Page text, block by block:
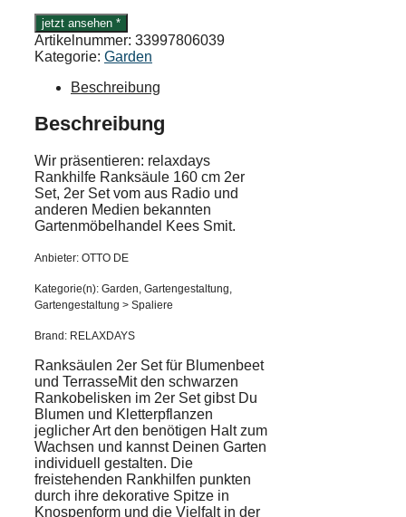
jetzt ansehen *
Artikelnummer: 33997806039
Kategorie: Garden
Beschreibung
Beschreibung
Wir präsentieren: relaxdays
Rankhilfe Ranksäule 160 cm 2er
Set, 2er Set vom aus Radio und
anderen Medien bekannten
Gartenmöbelhandel Kees Smit.
Anbieter: OTTO DE
Kategorie(n): Garden, Gartengestaltung,
Gartengestaltung > Spaliere
Brand: RELAXDAYS
Ranksäulen 2er Set für Blumenbeet
und TerrasseMit den schwarzen
Rankobelisken im 2er Set gibst Du
Blumen und Kletterpflanzen
jeglicher Art den benötigen Halt zum
Wachsen und kannst Deinen Garten
individuell gestalten. Die
freistehenden Rankhilfen punkten
durch ihre dekorative Spitze in
Knospenform und die Vielfalt in der